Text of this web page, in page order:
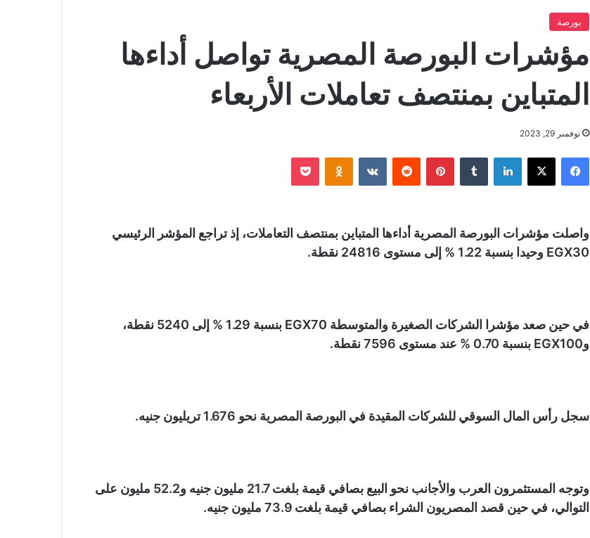
بورصة
مؤشرات البورصة المصرية تواصل أداءها
المتباين بمنتصف تعاملات الأربعاء
نوفمبر 29, 2023
فيسبوك لينكدإن بينتيريست
واصلت مؤشرات البورصة المصرية أداءها المتباين بمنتصف التعاملات، إذ تراجع المؤشر الرئيسي
EGX30 وحيدا بنسبة 1.22 % إلى مستوى 24816 نقطة.
في حين صعد مؤشرا الشركات الصغيرة والمتوسطة EGX70 بنسبة 1.29 % إلى 5240 نقطة،
وEGX100 بنسبة 0.70 % عند مستوى 7596 نقطة.
سجل رأس المال السوقي للشركات المقيدة في البورصة المصرية نحو 1.676 تريليون جنيه.
وتوجه المستثمرون العرب والأجانب نحو البيع بصافي قيمة بلغت 21.7 مليون جنيه و52.2 مليون على
التوالي، في حين قصد المصريون الشراء بصافي قيمة بلغت 73.9 مليون جنيه.